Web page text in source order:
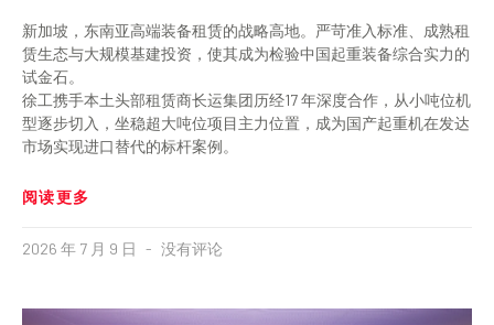
新加坡，东南亚高端装备租赁的战略高地。严苛准入标准、成熟租
赁生态与大规模基建投资，使其成为检验中国起重装备综合实力的
试金石。
徐工携手本土头部租赁商长运集团历经17 年深度合作，从小吨位机
型逐步切入，坐稳超大吨位项目主力位置，成为国产起重机在发达
市场实现进口替代的标杆案例。
阅读更多
2026 年 7 月 9 日 没有评论